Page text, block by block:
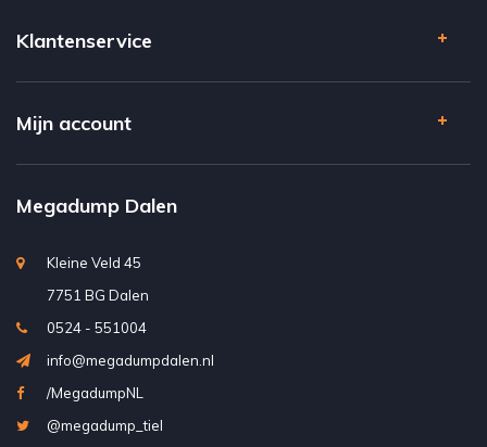
Klantenservice
Mijn account
Megadump Dalen
Kleine Veld 45
7751 BG Dalen
0524 - 551004
info@megadumpdalen.nl
/MegadumpNL
@megadump_tiel